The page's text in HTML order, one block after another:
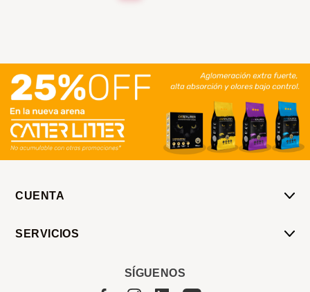
CUENTA
SERVICIOS
SÍGUENOS